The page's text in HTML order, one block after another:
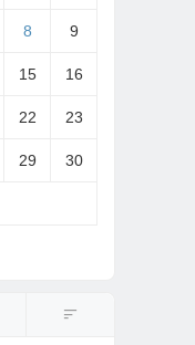
8 9
15 16
22 23
29 30